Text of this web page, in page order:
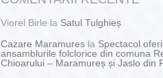
Viorel Birle la Satul Tulghieș
Cazare Maramures la Spectacol
ansamblurile folclorice din comuna
Chioarului – Maramureș și Jaslo din